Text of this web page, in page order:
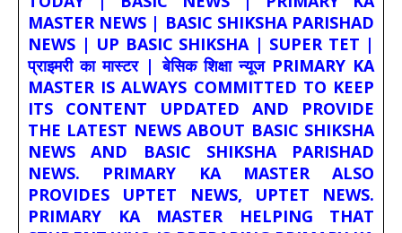
MASTER NEWS | BASIC SHIKSHA PARISHAD
NEWS | UP BASIC SHIKSHA | SUPER TET |
प्राइमरी का मास्टर | बेसिक शिक्षा न्यूज PRIMARY KA
MASTER IS ALWAYS COMMITTED TO KEEP
ITS CONTENT UPDATED AND PROVIDE
THE LATEST NEWS ABOUT BASIC SHIKSHA
NEWS AND BASIC SHIKSHA PARISHAD
NEWS. PRIMARY KA MASTER ALSO
PROVIDES UPTET NEWS, UPTET NEWS.
PRIMARY KA MASTER HELPING THAT